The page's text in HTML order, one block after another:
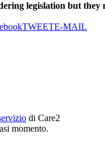
legislation but they
TWEETE-MAIL
di Care2
momento.